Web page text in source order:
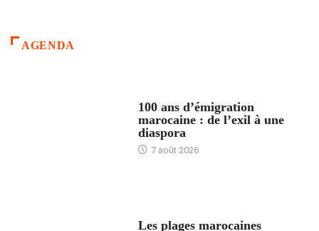
AGENDA
100 ans d’émigration
marocaine : de l’exil à une
diaspora
7 août 2026
Les plages marocaines